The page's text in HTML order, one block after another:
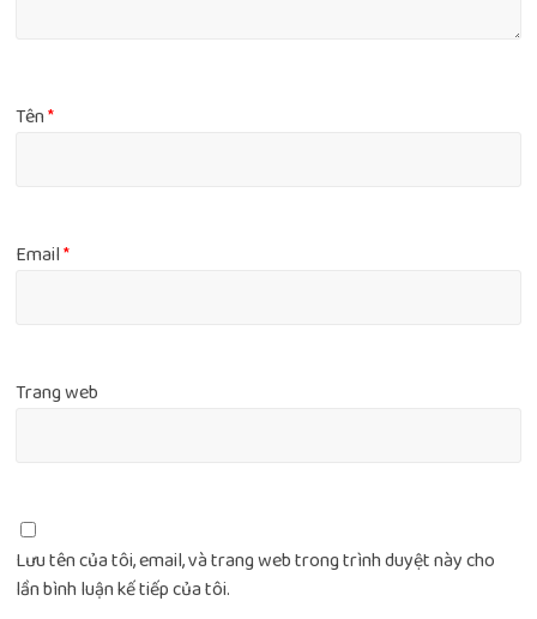
Tên*
Email*
Trang web
Lưu tên của tôi, email, và trang web trong trình duyệt này cho
lần bình luận kế tiếp của tôi.